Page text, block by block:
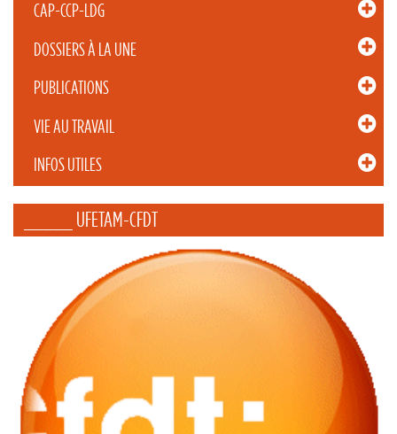
CAP-CCP-LDG
DOSSIERS À LA UNE
PUBLICATIONS
VIE AU TRAVAIL
INFOS UTILES
_____ UFETAM-CFDT